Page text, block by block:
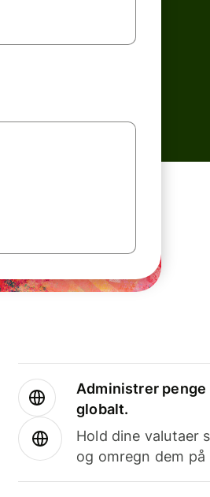
Administrer penge
globalt.
Hold dine valutaer
og omregn dem på